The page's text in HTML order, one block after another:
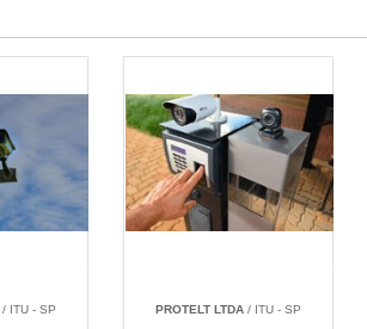
/ ITU - SP PROTELT LTDA / ITU - SP